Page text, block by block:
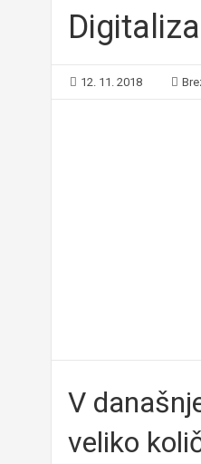
12. 11. 2018
V
veliko